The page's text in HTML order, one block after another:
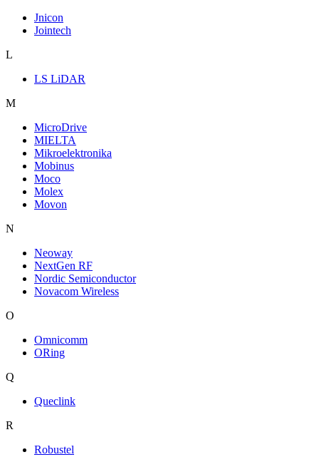
Jnicon
Jointech
L
LS LiDAR
M
MicroDrive
MIELTA
Mikroelektronika
Mobinus
Moco
Molex
Movon
N
Neoway
NextGen RF
Nordic Semiconductor
Novacom Wireless
O
Omnicomm
ORing
Q
Queclink
R
Robustel